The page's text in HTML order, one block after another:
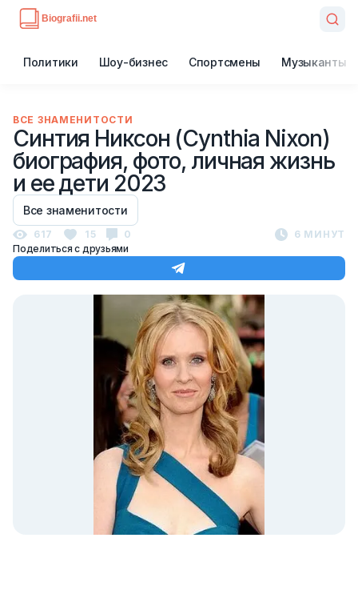
Политики Шоу-бизнес Спортсмены Музыканты
ВСЕ ЗНАМЕНИТОСТИ
Синтия Никсон (Cynthia Nixon)
биография, фото, личная жизнь
и ее дети 2023
Все знаменитости
617 15 0
6 МИНУТ
Поделиться с друзьями